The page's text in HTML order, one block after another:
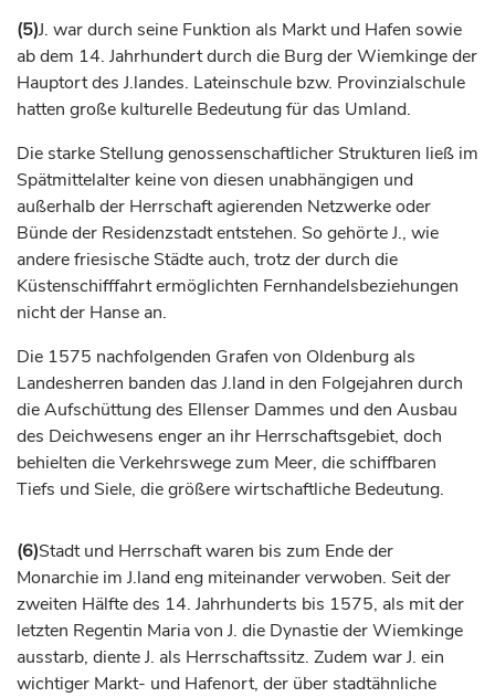
(5)J. war durch seine Funktion als Markt und Hafen sowie
ab dem 14. Jahrhundertdurch die Burg der Wiemkinge der
Hauptort des J.landes. Lateinschule bzw. Provinzialschule
hatten große kulturelle Bedeutung für das Umland.
Die starke Stellung genossenschaftlicher Strukturen ließ im
Spätmittelalter keine von diesen unabhängigen und
außerhalb der Herrschaft agierenden Netzwerke oder
Bünde der Residenzstadt entstehen. So gehörte J., wie
andere friesische Städte auch, trotz der durch die
Küstenschifffahrt ermöglichten Fernhandelsbeziehungen
nicht der Hanse an.
Die 1575 nachfolgenden Grafen von Oldenburg als
Landesherren banden das J.land in den Folgejahren durch
die Aufschüttung des Ellenser Dammes und den Ausbau
des Deichwesens enger an ihr Herrschaftsgebiet, doch
behielten die Verkehrswege zum Meer, die schiffbaren
Tiefs und Siele, die größere wirtschaftliche Bedeutung.
(6)Stadt und Herrschaft waren bis zum Ende der
Monarchie im J.land eng miteinander verwoben. Seit der
zweiten Hälfte des 14. Jahrhunderts bis 1575, als mit der
letzten Regentin Maria von J. die Dynastie der Wiemkinge
ausstarb, diente J. als Herrschaftssitz. Zudem war J. ein
wichtiger Markt- und Hafenort, der über stadtähnliche